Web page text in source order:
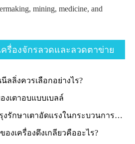
mining, medicine, and
รื่องจักรลวดและลวดตาข่าย
ลลิ่งควรเลือกอย่างไร?
งเตาอบแบบเบลล์
ษาเตาอัดแรงในกระบวนการแข็งอ่อน
งเครื่องดึงเกลียวคืออะไร?